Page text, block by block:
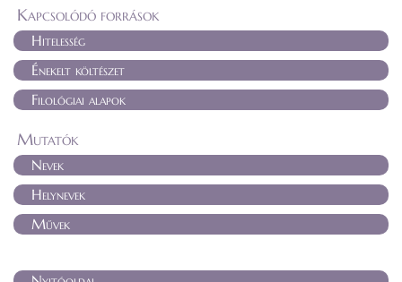
Kapcsolódó források
Hitelesség
Énekelt költészet
Filológiai alapok
Mutatók
Nevek
Helynevek
Művek